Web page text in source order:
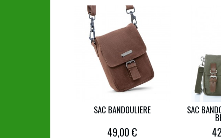
SAC BANDOULIERE
49,00 €
SAC